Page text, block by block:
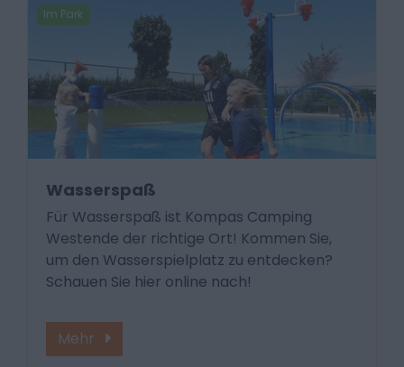
Im Park
Wasserspaß
Für Wasserspaß ist Kompas Camping
Westende der richtige Ort! Kommen Sie,
um den Wasserspielplatz zu entdecken?
Schauen Sie hier online nach!
Mehr